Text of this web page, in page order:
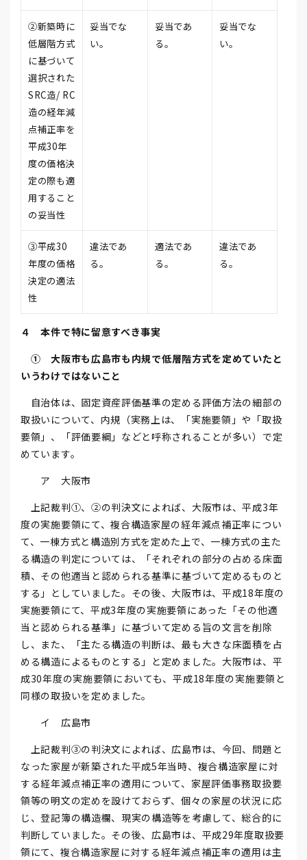
②新築時に
低層階方式
に基づいて
選択された
SRC造/ RC
造の経年減
点補正率を
平成30年
度の価格決
定の際も適
用すること
の妥当性
妥当でな
い。
妥当であ
る。
妥当でな
い。
③平成30
年度の価格
決定の適法
性
違法であ
る。
適法であ
る。
違法であ
る。
４ 本件で特に留意すべき事実
① 大阪市も広島市も内規で低層階方式を定めていたと
いうわけではないこと
自治体は、固定資産評価基準の定める評価方法の細部の
取扱いについて、内規（実務上は、「実施要領」や「取扱
要領」、「評価要綱」などと呼称されることが多い）で定
めています。
ア 大阪市
上記裁判①、②の判決文によれば、大阪市は、平成3年
度の実施要領にて、複合構造家屋の経年減点補正率につい
て、一棟方式と構造別方式を定めた上で、一棟方式の主た
る構造の判定については、「それぞれの部分の占める床面
積、その他適当と認められる基準に基づいて定めるものと
する」としていました。その後、大阪市は、平成18年度の
実施要領にて、平成3年度の実施要領にあった「その他適
当と認められる基準」に基づいて定める旨の文言を削除
し、また、「主たる構造の判断は、最も大きな床面積を占
める構造によるものとする」と定めました。大阪市は、平
成30年度の実施要領においても、平成18年度の実施要領と
同様の取扱いを定めました。
イ 広島市
上記裁判③の判決文によれば、広島市は、今回、問題と
なった家屋が新築された平成5年当時、複合構造家屋に対
する経年減点補正率の適用について、家屋評価事務取扱要
領等の明文の定めを設けておらず、個々の家屋の状況に応
じ、登記簿の構造欄、現実の構造等を考慮して、総合的に
判断していました。その後、広島市は、平成29年度取扱要
領にて、複合構造家屋に対する経年減点補正率の適用は主